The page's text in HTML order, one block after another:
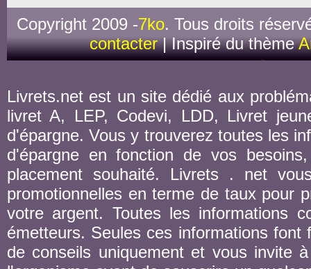
Copyright 2009 -7ko. Tous droits
contacter| Inspiré du thème
Livrets.net est un site dédié aux
livret A, LEP, Codevi, LDD, Livret
d'épargne. Vous y trouverez toutes les
d'épargne en fonction de vos
placement souhaité. Livrets . net
promotionnelles en terme de taux pour
votre argent. Toutes les informations
émetteurs. Seules ces informations
de conseils uniquement et vous invite